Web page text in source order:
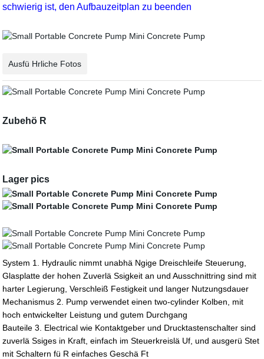
schwierig ist, den Aufbauzeitplan zu beenden
Ausfü Hrliche Fotos
Zubehö R
Lager pics
System 1. Hydraulic nimmt unabhä Ngige Dreischleife Steuerung,
Glasplatte der hohen Zuverlä Ssigkeit an und Ausschnittring sind mit
harter Legierung, Verschleiß Festigkeit und langer Nutzungsdauer
Mechanismus 2. Pump verwendet einen two-cylinder Kolben, mit
hoch entwickelter Leistung und gutem Durchgang
Bauteile 3. Electrical wie Kontaktgeber und Drucktastenschalter sind
zuverlä Ssiges in Kraft, einfach im Steuerkreislä Uf, und ausgerü Stet
mit Schaltern fü R einfaches Geschä Ft